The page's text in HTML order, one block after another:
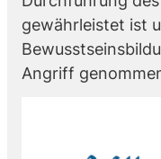
gewährleistet ist
Angriff